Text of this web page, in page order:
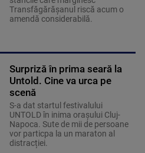
Transfăgărășanul riscă acum o
amendă considerabilă.
Surpriză în prima seară la
Untold. Cine va urca pe
scenă
S-a dat startul festivalului
UNTOLD în inima orașului Cluj-
Napoca. Sute de mii de persoane
vor particpa la un maraton al
distracției.